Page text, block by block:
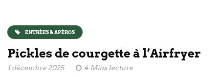
ENTRÉES & APÉROS
Pickles de courgette à l’Airfryer
1 décembre 2025 4 Mins lecture